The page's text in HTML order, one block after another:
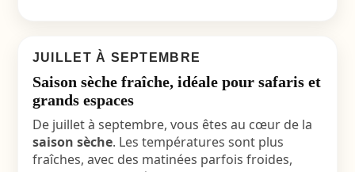
JUILLET À SEPTEMBRE
Saison sèche fraîche, idéale pour safaris et
grands espaces
De juillet à septembre, vous êtes au cœur de la
saison sèche. Les températures sont plus
fraîches, avec des matinées parfois froides,